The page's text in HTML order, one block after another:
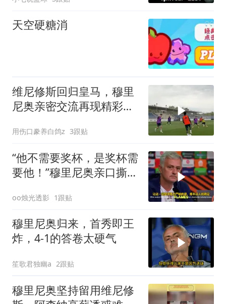
天空硬糖消
维尼修斯回归皇马，穆里
尼奥亲密交流再现精彩瞬
用伤口豢养白鸽z 3跟贴
“他不需要奖杯，是奖杯需
要他！”穆里尼奥亲口撕碎
了谁？
oo烛光透影 1跟贴
穆里尼奥归来，首秀即王
炸，4-1的答卷太硬气
笙歌君独幽a 2跟贴
穆里尼奥坚持留用维尼修